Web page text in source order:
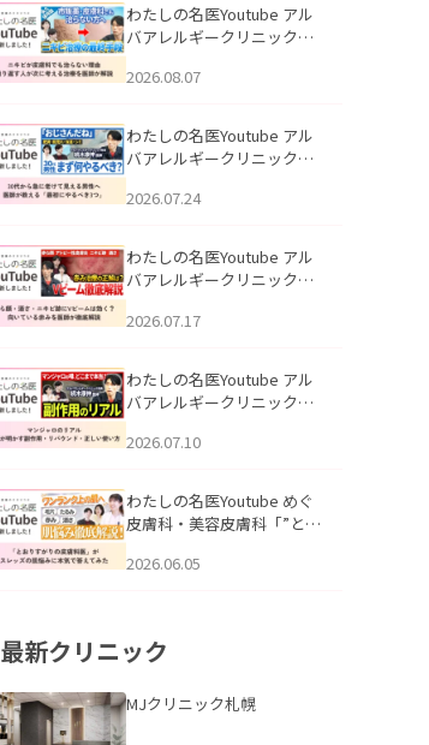
わたしの名医Youtube アル
バアレルギークリニック札
らない理由｜繰り返す人が
説」を公開いたしました。
2026.08.07
わたしの名医Youtube アル
バアレルギークリニック札
える男性へ｜医師が教える
公開いたしました。
2026.07.24
わたしの名医Youtube アル
バアレルギークリニック札
跡にVビームは効く？向いて
説」を公開いたしました。
2026.07.17
わたしの名医Youtube アル
バアレルギークリニック札
医師が明かす副作用・リバ
公開いたしました。
2026.07.10
わたしの名医Youtube めぐ
皮膚科・美容皮膚科「”とお
ッズの肌悩みに本気で答え
2026.06.05
最新クリニック
MJクリニック札幌